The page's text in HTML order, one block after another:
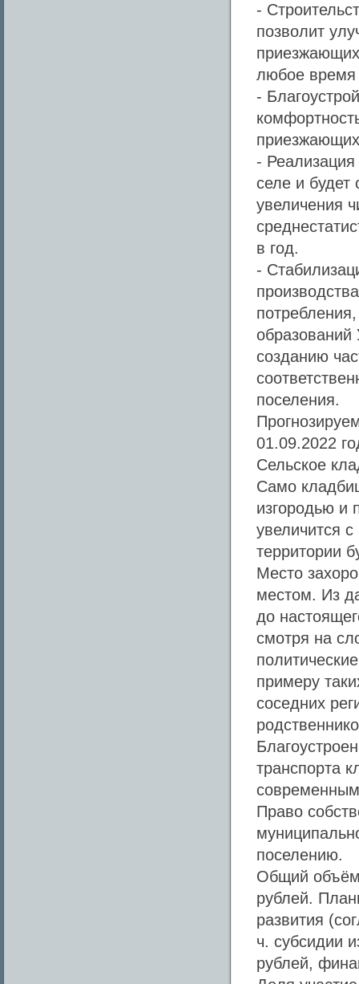
-
позволит
любое время
-
-
селе и будет
увеличения
в год.
-
образований
созданию
поселения.
01.09.2022
Сельское
Само
изгородью и
увеличится
территории
Место
местом. Из
до
смотря на
примеру
соседних
транспорта
Право
поселению.
Общий объём
рублей.
развития
ч. субсидии
рублей,